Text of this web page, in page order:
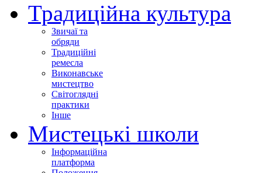
Традиційна культура
Звичаї та
обряди
Традиційні
ремесла
Виконавське
мистецтво
Світоглядні
практики
Інше
Мистецькі школи
Інформаційна
платформа